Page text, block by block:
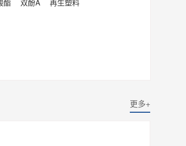
酯
双酚A 再生塑料
更多+